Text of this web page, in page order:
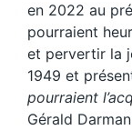
en 2022 au
pourraient
et pervertir la
1949 et
pourraient
Gérald